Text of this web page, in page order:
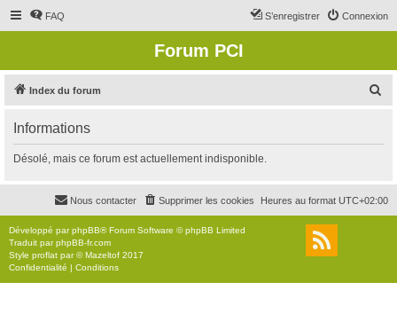
FAQ Connexion
S’enregistrer
Forum PCI
Index du forum
r
c
r
Informations
Désolé, mais ce forum est actuellement indisponible.
Heures au format UTC+02:00
Supprimer les cookies
Nous contacter
Développé parphpBB® Forum Software © phpBB Limited
Traduit parphpBB-fr.com
Style proflat par ©Mazeltof 2017
Confidentialité | Conditions